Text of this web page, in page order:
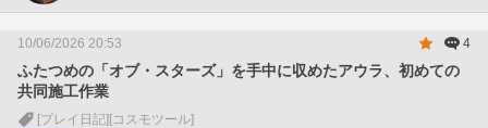
10/06/2026 20:53 4
ふたつめの「オブ・スターズ」を手中に収めたアウラ、初めての
共同施工作業
[プレイ日記] [コスモツール]